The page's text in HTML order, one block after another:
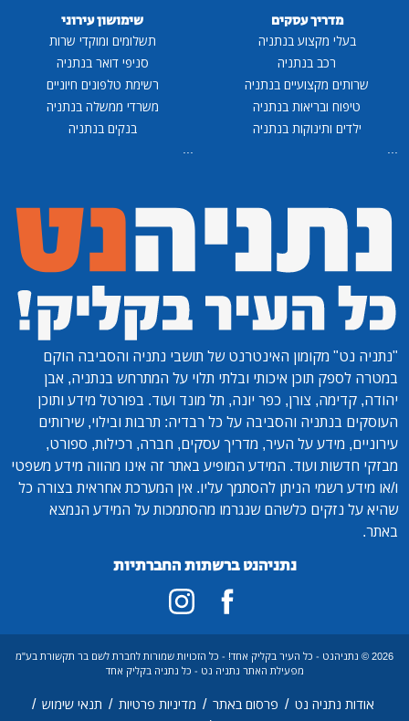
מדריך עסקים
בעלי מקצוע בנתניה
רכב בנתניה
שרותים מקצועיים בנתניה
טיפוח ובריאות בנתניה
ילדים ותינוקות בנתניה
...
שימושון עירוני
תשלומים ומוקדי שרות
סניפי דואר בנתניה
רשימת טלפונים חיוניים
משרדי ממשלה בנתניה
בנקים בנתניה
...
"נתניה נט" מקומון האינטרנט של תושבי נתניה והסביבה הוקם
במטרה לספק תוכן איכותי ובלתי תלוי על המתרחש בנתניה, אבן
יהודה, קדימה, צורן, כפר יונה, תל מונד ועוד. בפורטל מידע ותוכן
העוסקים בנתניה והסביבה על כל רבדיה: תרבות ובילוי, שירותים
עירוניים, מידע על העיר, מדריך עסקים, חברה, רכילות, ספורט,
מבזקי חדשות ועוד. המידע המופיע באתר זה אינו מהווה מידע משפטי
ו/או מידע רשמי הניתן להסתמך עליו. אין המערכת אחראית בצורה כל
שהיא על נזקים כלשהם שנגרמו מהסתמכות על המידע הנמצא
באתר.
נתניהנט ברשתות החברתיות
2026 © נתניהנט - כל העיר בקליק אחד! - כל הזכויות שמורות לחברת לשם בר תקשורת בע"מ
מפעילת האתר נתניה נט - כל נתניה בקליק אחד
אודות נתניה נט / פרסום באתר / מדיניות פרטיות / תנאי שימוש /